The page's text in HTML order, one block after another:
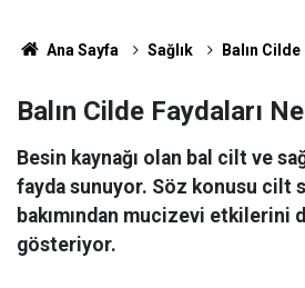
Ana Sayfa Sağlık Balın
Balın Cilde Faydaları
Besin kaynağı olan bal cilt ve
fayda sunuyor. Söz konusu cilt
bakımından mucizevi etkilerini
gösteriyor.